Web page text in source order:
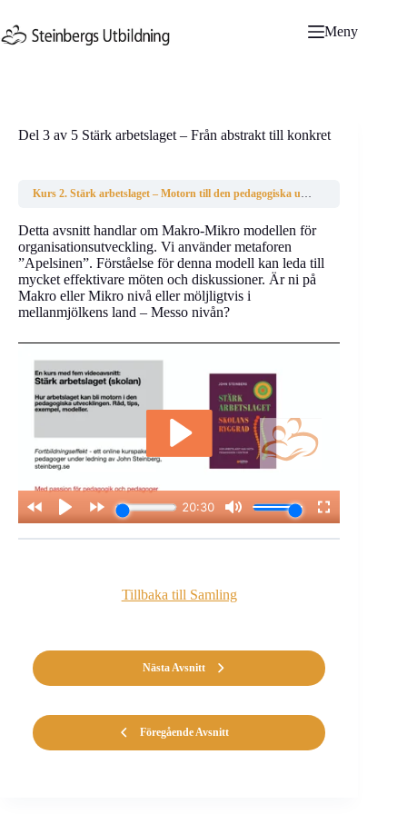
till
innehåll
Meny
Del 3 av 5 Stärk arbetslaget – Från abstrakt till konkret
Kurs 2. Stärk arbetslaget – Motorn till den pedagogiska utvecklingen. Skolversionen
Detta avsnitt handlar om Makro-Mikro modellen för
organisationsutveckling. Vi använder metaforen
”Apelsinen”. Förståelse för denna modell kan leda till
mycket effektivare möten och diskussioner. Är ni på
Makro eller Mikro nivå eller möljligtvis i
mellanmjölkens land – Messo nivån?
Föregående Avsnitt
Tillbaka till Samling
Nästa Avsnitt